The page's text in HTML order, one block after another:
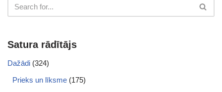
Satura rādītājs
Dažādi (324)
Prieks un līksme (175)